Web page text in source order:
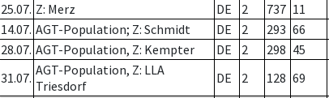
25.07. Z: Merz DE 2 737 11
14.07. AGT-Population; Z: Schmidt DE 2 293 66
28.07. AGT-Population, Z: Kempter DE 2 298 45
31.07. AGT-Population, Z: LLA
Triesdorf
DE 2 128 69